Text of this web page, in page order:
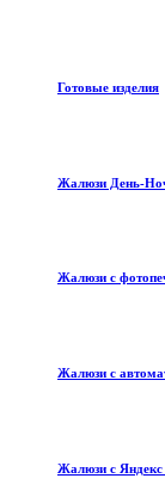
Готовые изделия
Жалюзи День-
Жалюзи с
Жалюзи с
Жалюзи с Яндекс